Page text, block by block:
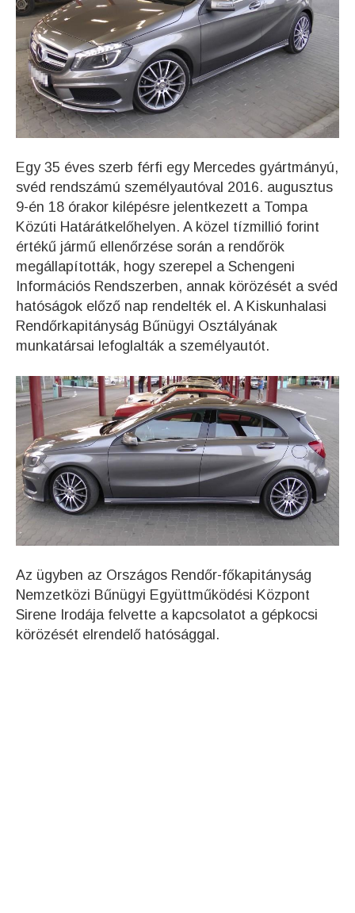
Egy 35 éves szerb férfi egy Mercedes gyártmányú,
svéd rendszámú személyautóval 2016. augusztus
9-én 18 órakor kilépésre jelentkezett a Tompa
Közúti Határátkelőhelyen. A közel tízmillió forint
értékű jármű ellenőrzése során a rendőrök
megállapították, hogy szerepel a Schengeni
Információs Rendszerben, annak körözését a svéd
hatóságok előző nap rendelték el. A Kiskunhalasi
Rendőrkapitányság Bűnügyi Osztályának
munkatársai lefoglalták a személyautót.
Az ügyben az Országos Rendőr-főkapitányság
Nemzetközi Bűnügyi Együttműködési Központ
Sirene Irodája felvette a kapcsolatot a gépkocsi
körözését elrendelő hatósággal.​